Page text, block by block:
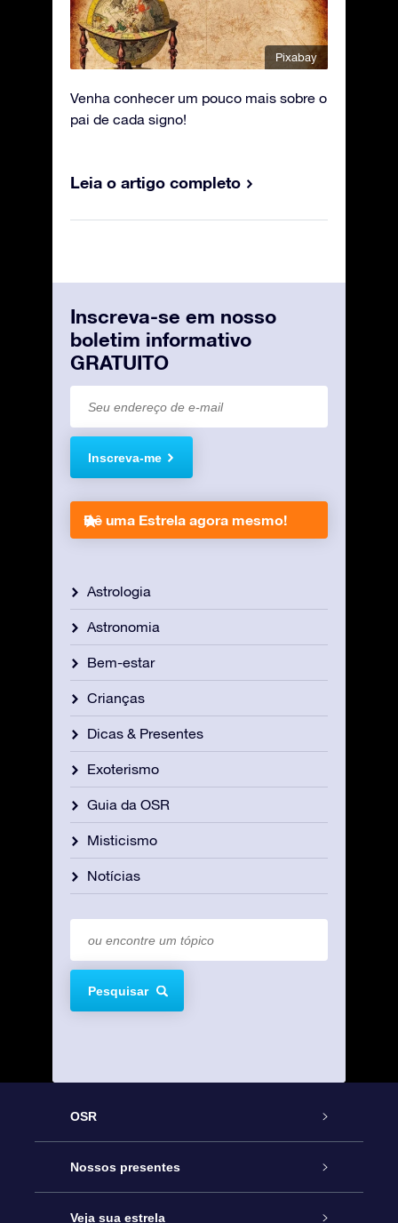
Pixabay
Venha conhecer um pouco mais sobre o
pai de cada signo!
Leia o artigo completo
Inscreva-se em nosso
boletim informativo
GRATUITO
Inscreva-me
Dê uma Estrela agora mesmo!
Astrologia
Astronomia
Bem-estar
Crianças
Dicas & Presentes
Exoterismo
Guia da OSR
Misticismo
Notícias
Pesquisar
OSR
Serviço
Entre em contato conosco
Nossos presentes
Presente estrelar on-line
Veja sua estrela